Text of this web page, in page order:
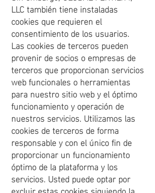
LLC también tiene instaladas
cookies que requieren el
consentimiento de los usuarios.
Las cookies de terceros pueden
provenir de socios o empresas de
terceros que proporcionan servicios
web funcionales o herramientas
para nuestro sitio web y el óptimo
funcionamiento y operación de
nuestros servicios. Utilizamos las
cookies de terceros de forma
responsable y con el único fin de
proporcionar un funcionamiento
óptimo de la plataforma y los
servicios. Usted puede optar por